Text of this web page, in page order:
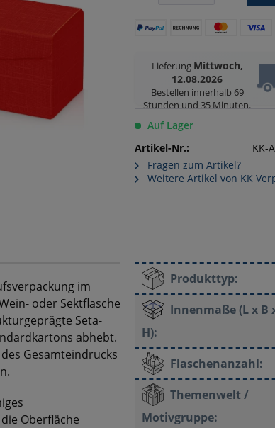
Lieferung Mittwoch,
12.08.2026
Bestellen innerhalb 69
Stunden und 35 Minuten.
Auf Lager
Artikel-Nr.:
KK-
Fragen zum Artikel?
Weitere Artikel von KK
im
oder Sektflasche
Seta-
abhebt.
Gesamteindrucks
Oberfläche
Produkttyp:
Innenmaße (L x B
H):
Flaschenanzahl:
Themenwelt /
Motivgruppe: